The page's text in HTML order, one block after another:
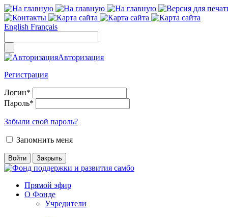
English Français
Авторизация
Регистрация
Логин*
Пароль*
Забыли свой пароль?
Запомнить меня
Прямой эфир
О Фонде
Учредители